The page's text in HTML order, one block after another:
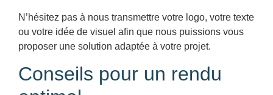
N’hésitez pas à nous transmettre votre logo, votre texte
ou votre idée de visuel afin que nous puissions vous
proposer une solution adaptée à votre projet.
Conseils pour un rendu